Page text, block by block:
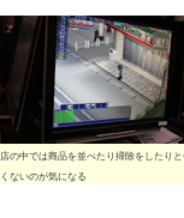
店の中では商品を並べたり掃除をしたり
くないのが気になる